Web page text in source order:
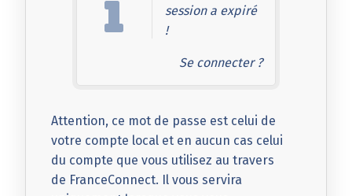
session a expiré
!
Se connecter ?
Attention, ce mot de passe est celui de
votre compte local et en aucun cas celui
du compte que vous utilisez au travers
de FranceConnect. Il vous servira